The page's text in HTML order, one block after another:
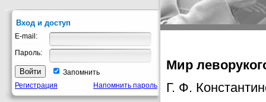
Мир
Г. Ф.
Вход и доступ
E-mail:
Пароль:
Запомнить
Регистрация
Напомнить пароль